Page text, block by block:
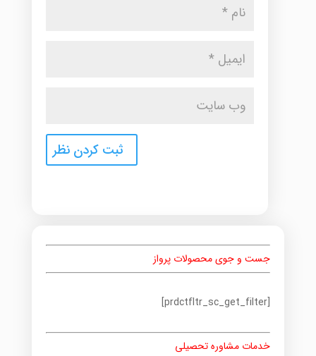
جست و جوی محصولات پرواز
[prdctfltr_sc_get_filter]
خدمات مشاوره تحصیلی